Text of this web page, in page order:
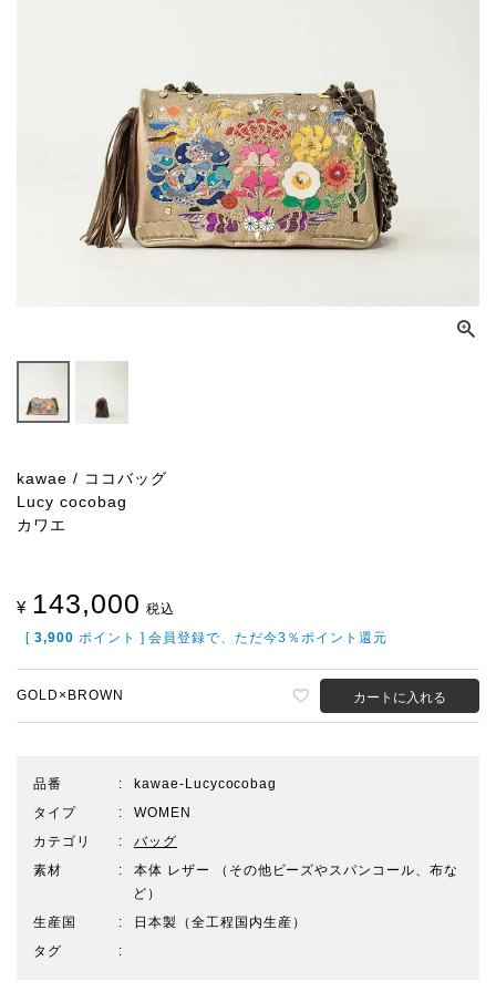
kawae / ココバッグ
Lucy cocobag
カワエ
¥ 143,000 税込
[ 3,900 ポイント ] 会員登録で、ただ今3％ポイント還元
GOLD×BROWN カートに入れる
品番
kawae-Lucycocobag
タイプ
WOMEN
カテゴリ
バッグ
素材
本体 レザー （その他ビーズやスパンコール、布な
ど）
生産国
日本製（全工程国内生産）
タグ